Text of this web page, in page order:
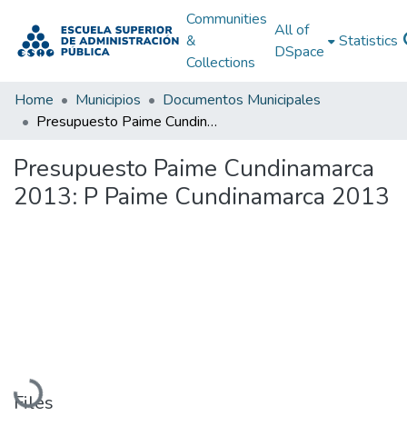
Communities
&
Collections
All of
DSpace
Statistics
Home Municipios
Documentos Municipales
Presupuesto Paime Cundinamarca 2013: P Paime Cundinamarca 2013
Presupuesto Paime Cundinamarca
2013: P Paime Cundinamarca 2013
Loading...
Files